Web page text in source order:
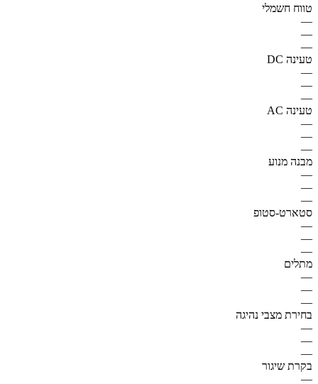
טווח חשמלי
—
—
—
טעינה DC
—
—
—
טעינה AC
—
—
—
מבנה מנוע
—
—
—
סטארט-סטופ
—
—
—
מתלים
—
—
—
בחירת מצבי נהיגה
—
—
—
בקרת שיגור
—